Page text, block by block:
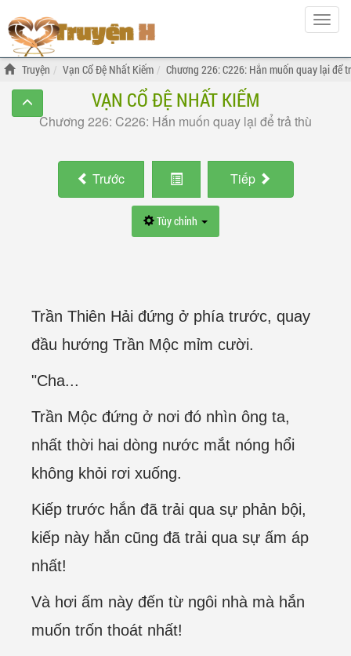
Hiện
menu
Truyện Vạn Cổ Đệ Nhất Kiếm Chương 226: C226: Hắn muốn quay lại để
VẠN CỔ ĐỆ NHẤT KIẾM
Chương 226: C226: Hắn muốn quay lại để trả thù
Trước Tiếp
Tùy chỉnh
Trần Thiên Hải đứng ở phía trước, quay
đầu hướng Trần Mộc mỉm cười.
"Cha...
Trần Mộc đứng ở nơi đó nhìn ông ta,
nhất thời hai dòng nước mắt nóng hổi
không khỏi rơi xuống.
Kiếp trước hắn đã trải qua sự phản bội,
kiếp này hắn cũng đã trải qua sự ấm áp
nhất!
Và hơi ấm này đến từ ngôi nhà mà hắn
muốn trốn thoát nhất!